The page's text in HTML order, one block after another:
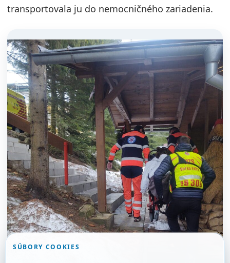
transportovala ju do nemocničného zariadenia.
SÚBORY COOKIES